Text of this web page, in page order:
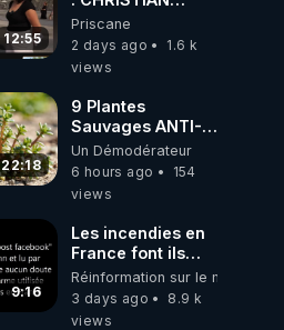
12:55
COTTEN FAIT une
étrange
découverte
Priscane
2 days ago
1.6 k
views
22:18
9 Plantes
Sauvages ANTI-
FAMINE: ces
Ressources
Haies
Un Démodérateur
6 hours ago
154
views
9:16
Les incendies en
France font ils
partie d' un plan
qui aurait débuté
le 11 septembre
Réinformation sur le monde
3 days ago
8.9 k
views